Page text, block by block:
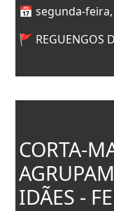
📅 segunda-
🚩 REGUENGOS
CORTA-
IDÃES -